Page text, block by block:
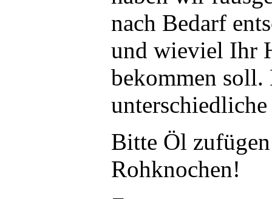
nach Bedarf
und wieviel Ihr
bekommen soll.
Bitte Öl
Rohknochen!